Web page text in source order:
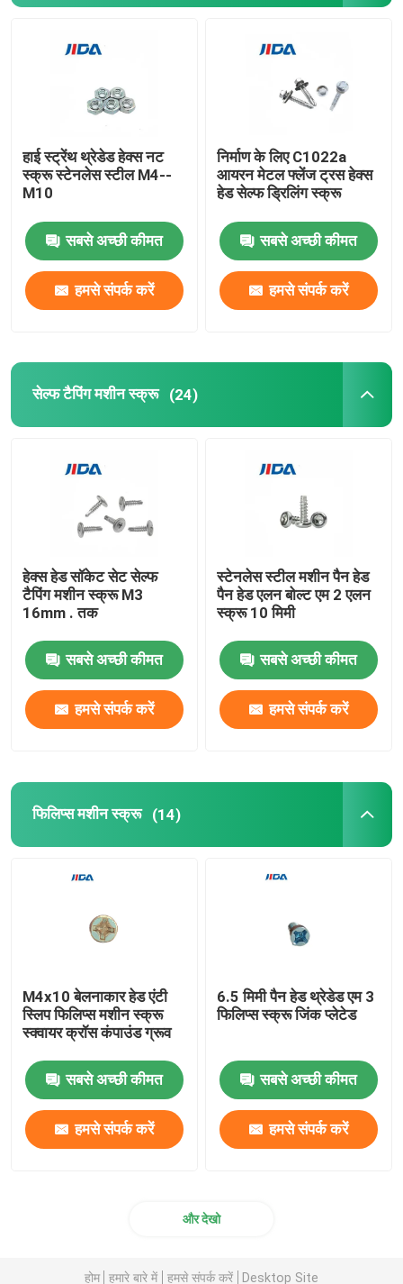
उत्पाद
फ़ैक्टरी टूर
गुणवत्ता नियंत्रण
हमसे संपर्क करें
उद्धरण मांगें
हेक्स समायोजन पेंच
हेक्स सॉकेट सेट स्क्रू
हेक्स नट स्क्रू
सेल्फ टैपिंग मशीन स्क्रू
स्लॉटेड हेड मशीन स्क्रू
एक्सल पिन टूल
थ्रेडेड इंसर्ट नट
प्रेसिजन मशीनीकृत घटक
ब्लाइंड पॉप रिवेट्स
हाई स्ट्रेंथ थ्रेडेड हेक्स नट
स्क्रू स्टेनलेस स्टील M4--
M10
सबसे अच्छी कीमत
हमसे संपर्क करें
निर्माण के लिए C1022a
आयरन मेटल फ्लेंज ट्रस हेक्स
हेड सेल्फ ड्रिलिंग स्क्रू
सबसे अच्छी कीमत
हमसे संपर्क करें
सेल्फ टैपिंग मशीन स्क्रू (24)
हेक्स हेड सॉकेट सेट सेल्फ
टैपिंग मशीन स्क्रू M3
16mm . तक
सबसे अच्छी कीमत
हमसे संपर्क करें
स्टेनलेस स्टील मशीन पैन हेड
पैन हेड एलन बोल्ट एम 2 एलन
स्क्रू 10 मिमी
सबसे अच्छी कीमत
हमसे संपर्क करें
फिलिप्स मशीन स्क्रू (14)
M4x10 बेलनाकार हेड एंटी
स्लिप फिलिप्स मशीन स्क्रू
स्क्वायर क्रॉस कंपाउंड ग्रूव
सबसे अच्छी कीमत
हमसे संपर्क करें
6.5 मिमी पैन हेड थ्रेडेड एम 3
फिलिप्स स्क्रू जिंक प्लेटेड
सबसे अच्छी कीमत
हमसे संपर्क करें
और देखो
होम हमारे बारे में हमसे संपर्क करें Desktop Site